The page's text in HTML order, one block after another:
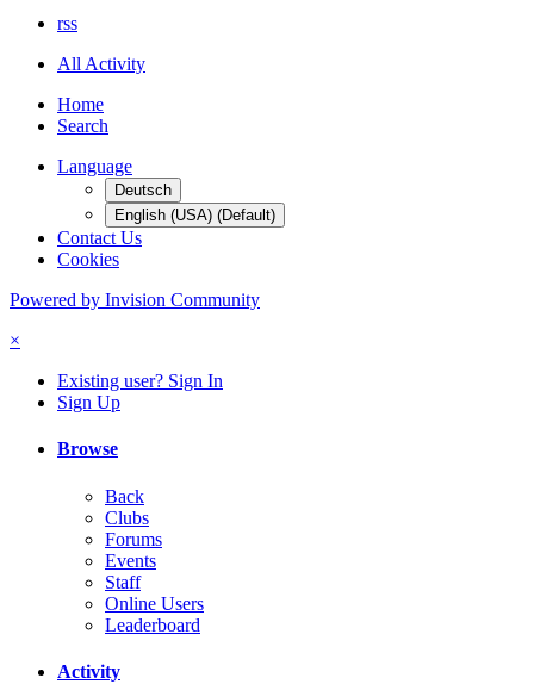
rss
All Activity
Home
Search
Language
Deutsch
English (USA) (Default)
Contact Us
Cookies
Powered by Invision Community
×
Existing user? Sign In
Sign Up
Browse
Back
Clubs
Forums
Events
Staff
Online Users
Leaderboard
Activity